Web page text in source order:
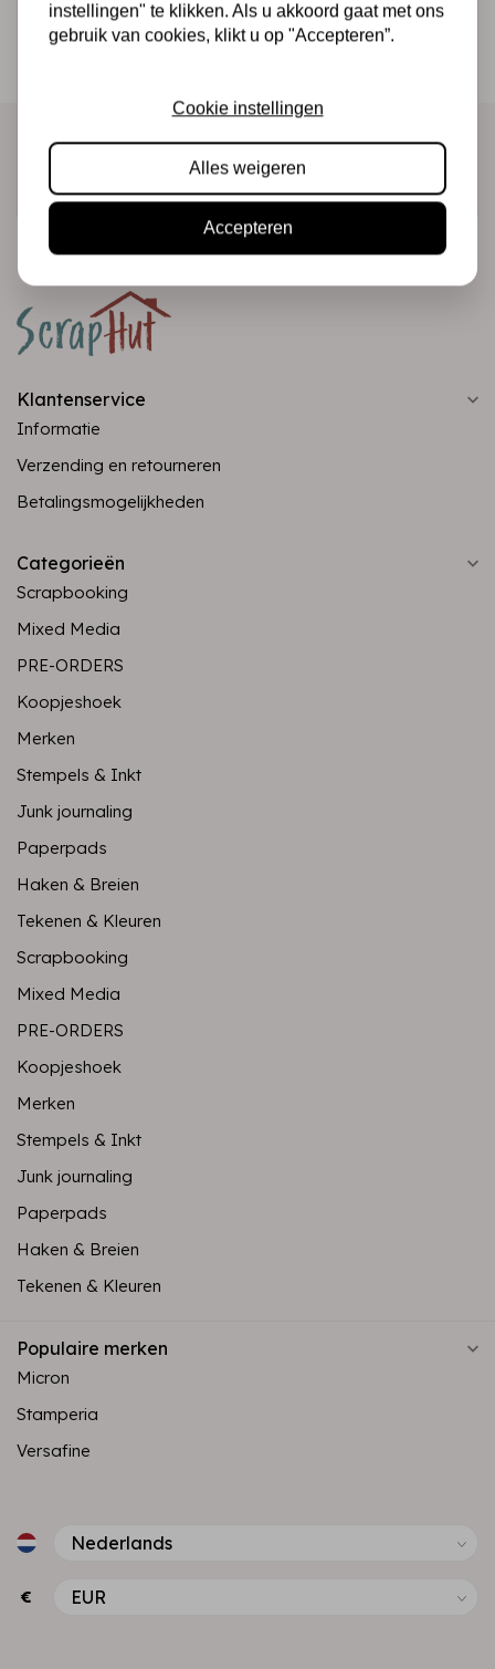
Schrijf je in voor de nieuwsbrief
Ontvang als eerste onze actie en nieuwe producten
Klantenservice
Informatie
Verzending en retourneren
Betalingsmogelijkheden
Categorieën
Scrapbooking
Mixed Media
PRE-ORDERS
Koopjeshoek
Merken
Stempels & Inkt
Junk journaling
Paperpads
Haken & Breien
Tekenen & Kleuren
Scrapbooking
Mixed Media
PRE-ORDERS
Koopjeshoek
Merken
Stempels & Inkt
Junk journaling
Paperpads
Haken & Breien
Tekenen & Kleuren
Populaire merken
Micron
Stamperia
Versafine
€
instellingen" te klikken. Als u akkoord gaat met ons
gebruik van cookies, klikt u op "Accepteren”.
Cookie instellingen
Alles weigeren
Accepteren